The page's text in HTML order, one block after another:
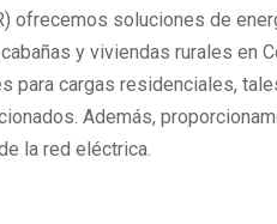
ofrecemos soluciones de
y viviendas rurales en
para cargas residenciales,
Además,
la red eléctrica.